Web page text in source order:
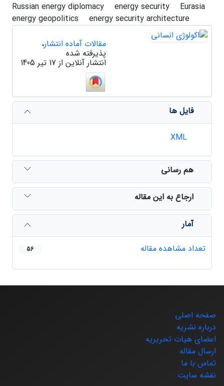
Russian energy diplomacy energy security
Eurasia
energy geopolitics
energy security architecture
مقالات آماده انتشار،
پذیرفته شده
انتشار آنلاین از 17 تیر 1405
فایل ها
هم رسانی
ارجاع به این مقاله
آمار
تعداد مشاهده مقاله
56
صفحه اصلی
درباره نشریه
اعضای هیات تحریریه
ارسال مقاله
تماس با ما
نقشه سایت